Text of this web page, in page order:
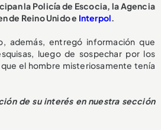
la Policía de Escocia, la Agencia
de Reino Unido e Interpol.
además, entregó información que
luego de sospechar por los
el hombre misteriosamente tenía
de su interés en nuestra sección